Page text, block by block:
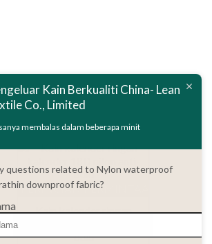
PERINCIANPERMINTAAN
Kain kalender ringan
bulu
Kain Berkualiti China- Lean
Co., Limited
membalas dalam beberapa minit
questions related to Nylon waterproof
downproof fabric?